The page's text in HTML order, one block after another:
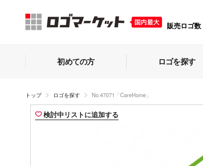
販売ロゴ数
初めての方 ロゴを探す
トップ ロゴを探す No.47071「CareHome」
検討中リストに追加する